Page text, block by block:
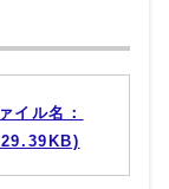
イル名：